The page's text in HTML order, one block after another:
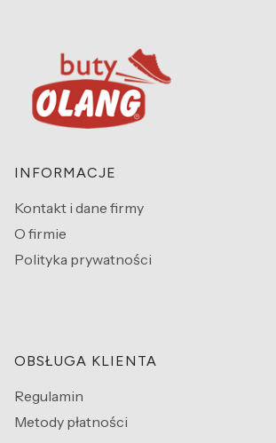
Linki w stopce
INFORMACJE
Kontakt i dane firmy
O firmie
Polityka prywatności
OBSŁUGA KLIENTA
Regulamin
Metody płatności